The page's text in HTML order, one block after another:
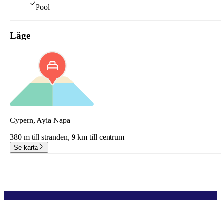
Pool
Läge
Cypern, Ayia Napa
380 m till stranden, 9 km till centrum
Se karta